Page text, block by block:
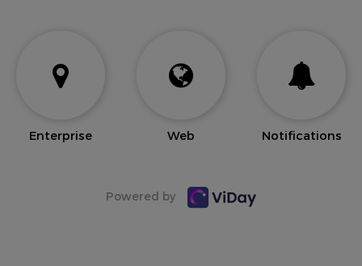
Enterprise Web Notifications
Powered by